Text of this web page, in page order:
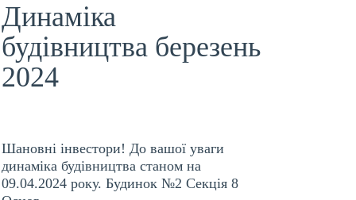
Динаміка
будівництва березень
2024
Шановні інвестори! До вашої уваги
динаміка будівництва станом на
09.04.2024 року. Будинок №2 Секція 8